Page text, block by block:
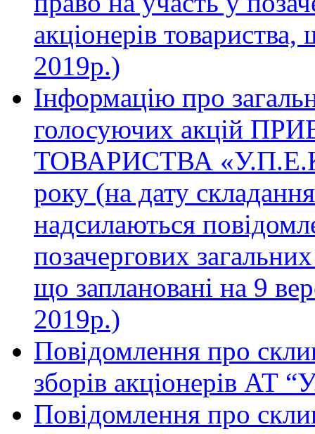
акціонерів
2019р.)
Інформацію про
голосуючих акцій
ТОВАРИСТВА
року (на дату
надсилаються
позачергових
що заплановані на 9
2019р.)
Повідомлення про
зборів акціонерів АТ
Повідомлення про